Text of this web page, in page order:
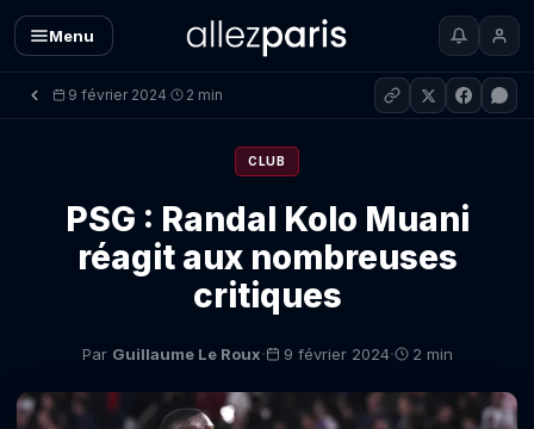
Menu
9 février 2024· 2 min
CLUB
PSG : Randal Kolo Muani
réagit aux nombreuses
critiques
Par Guillaume Le Roux· 9 février 2024· 2 min